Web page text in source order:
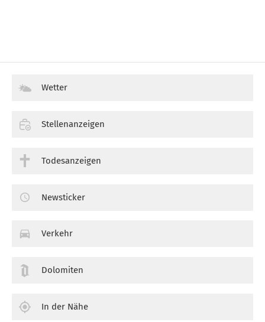
Wetter
Stellenanzeigen
Todesanzeigen
Newsticker
Verkehr
Dolomiten
In der Nähe